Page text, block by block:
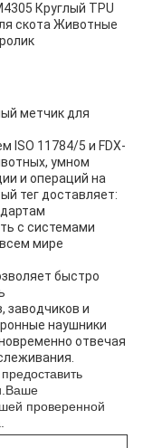
Круглый TPU
скота Животные
метчик для
ISO 11784/5 и FDX-
умном
и операций на
тег доставляет:
с системами
мире
быстро
заводчиков и
наушники
отвечая
проверенной